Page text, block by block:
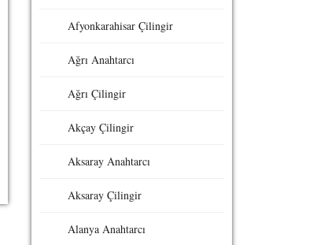
Afyonkarahisar Çilingir
Ağrı Anahtarcı
Ağrı Çilingir
Akçay Çilingir
Aksaray Anahtarcı
Aksaray Çilingir
Alanya Anahtarcı